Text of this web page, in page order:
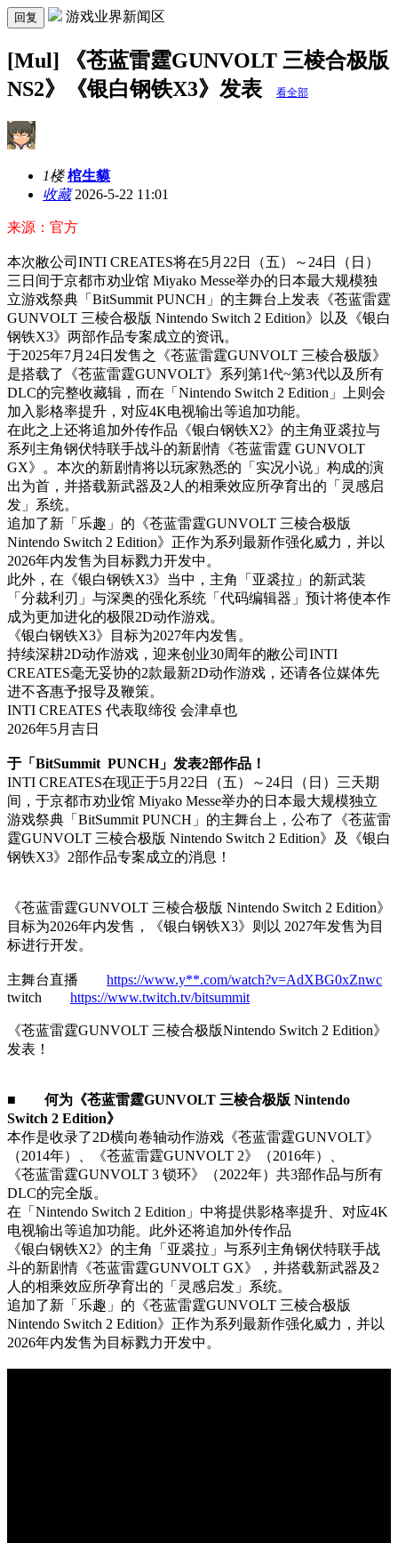
回复 游戏业界新闻区
[Mul] 《苍蓝雷霆GUNVOLT 三棱合极版
NS2》《银白钢铁X3》发表
看全部
1楼 棺生貘
收藏2026-5-22 11:01
来源：官方
本次敝公司INTI CREATES将在5月22日（五）～24日（日）
三日间于京都市劝业馆 Miyako Messe举办的日本最大规模独
立游戏祭典「BitSummit PUNCH」的主舞台上发表《苍蓝雷霆
GUNVOLT 三棱合极版 Nintendo Switch 2 Edition》以及《银白
钢铁X3》两部作品专案成立的资讯。
于2025年7月24日发售之《苍蓝雷霆GUNVOLT 三棱合极版》
是搭载了《苍蓝雷霆GUNVOLT》系列第1代~第3代以及所有
DLC的完整收藏辑，而在「Nintendo Switch 2 Edition」上则会
加入影格率提升，对应4K电视输出等追加功能。
在此之上还将追加外传作品《银白钢铁X2》的主角亚裘拉与
系列主角钢伏特联手战斗的新剧情《苍蓝雷霆 GUNVOLT
GX》。本次的新剧情将以玩家熟悉的「实况小说」构成的演
出为首，并搭载新武器及2人的相乘效应所孕育出的「灵感启
发」系统。
追加了新「乐趣」的《苍蓝雷霆GUNVOLT 三棱合极版
Nintendo Switch 2 Edition》正作为系列最新作强化威力，并以
2026年内发售为目标戮力开发中。
此外，在《银白钢铁X3》当中，主角「亚裘拉」的新武装
「分裁利刃」与深奥的强化系统「代码编辑器」预计将使本作
成为更加进化的极限2D动作游戏。
《银白钢铁X3》目标为2027年内发售。
持续深耕2D动作游戏，迎来创业30周年的敝公司INTI
CREATES毫无妥协的2款最新2D动作游戏，还请各位媒体先
进不吝惠予报导及鞭策。
INTI CREATES 代表取缔役 会津卓也
2026年5月吉日
于「BitSummit PUNCH」发表2部作品！
INTI CREATES在现正于5月22日（五）～24日（日）三天期
间，于京都市劝业馆 Miyako Messe举办的日本最大规模独立
游戏祭典「BitSummit PUNCH」的主舞台上，公布了《苍蓝雷
霆GUNVOLT 三棱合极版 Nintendo Switch 2 Edition》及《银白
钢铁X3》2部作品专案成立的消息！
《苍蓝雷霆GUNVOLT 三棱合极版 Nintendo Switch 2 Edition》
目标为2026年内发售，《银白钢铁X3》则以 2027年发售为目
标进行开发。
主舞台直播 https://www.y**.com/watch?v=AdXBG0xZnwc
twitch https://www.twitch.tv/bitsummit
《苍蓝雷霆GUNVOLT 三棱合极版Nintendo Switch 2 Edition》
发表！
■ 何为《苍蓝雷霆GUNVOLT 三棱合极版 Nintendo
Switch 2 Edition》
本作是收录了2D横向卷轴动作游戏《苍蓝雷霆GUNVOLT》
（2014年）、《苍蓝雷霆GUNVOLT 2》（2016年）、
《苍蓝雷霆GUNVOLT 3 锁环》（2022年）共3部作品与所有
DLC的完全版。
在「Nintendo Switch 2 Edition」中将提供影格率提升、对应4K
电视输出等追加功能。此外还将追加外传作品
《银白钢铁X2》的主角「亚裘拉」与系列主角钢伏特联手战
斗的新剧情《苍蓝雷霆GUNVOLT GX》，并搭载新武器及2
人的相乘效应所孕育出的「灵感启发」系统。
追加了新「乐趣」的《苍蓝雷霆GUNVOLT 三棱合极版
Nintendo Switch 2 Edition》正作为系列最新作强化威力，并以
2026年内发售为目标戮力开发中。